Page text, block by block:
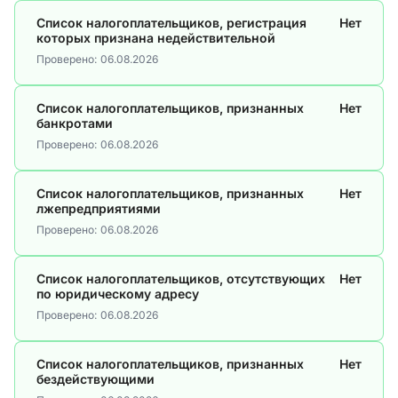
Список налогоплательщиков, регистрация
которых признана недействительной
Нет
Проверено: 06.08.2026
Список налогоплательщиков, признанных
банкротами
Нет
Проверено: 06.08.2026
Список налогоплательщиков, признанных
лжепредприятиями
Нет
Проверено: 06.08.2026
Список налогоплательщиков, отсутствующих
по юридическому адресу
Нет
Проверено: 06.08.2026
Список налогоплательщиков, признанных
бездействующими
Нет